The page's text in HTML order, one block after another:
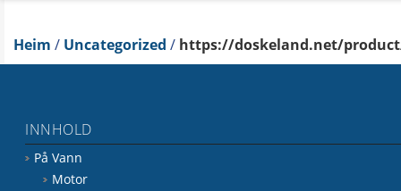
Heim / Uncategorized / https://doskeland.net/
INNHOLD
På Vann
Motor